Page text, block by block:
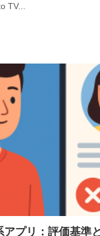
TV...
アプリ：評価基準